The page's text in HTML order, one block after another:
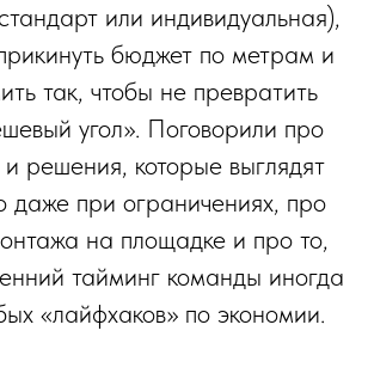
или индивидуальная),
бюджет по метрам и
так, чтобы не превратить
угол». Поговорили про
решения, которые выглядят
даже при ограничениях, про
на площадке и про то,
тайминг команды иногда
«лайфхаков» по экономии.